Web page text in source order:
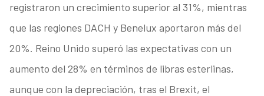
registraron un crecimiento superior al 31%, mientras
que las regiones DACH y Benelux aportaron más del
20%. Reino Unido superó las expectativas con un
aumento del 28% en términos de libras esterlinas,
aunque con la depreciación, tras el Brexit, el